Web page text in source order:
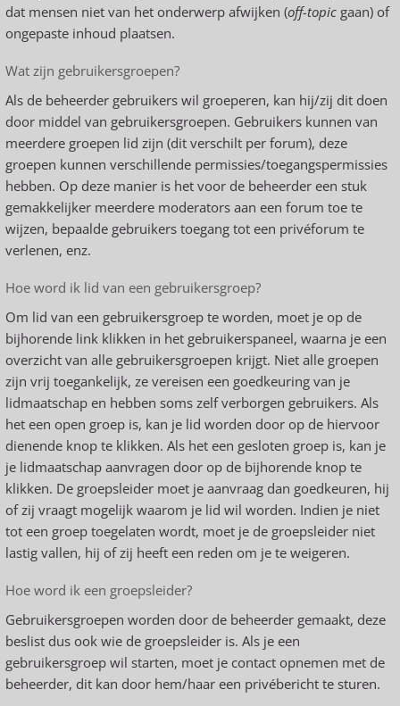
dat mensen niet van het onderwerp afwijken (off-topic gaan) of
ongepaste inhoud plaatsen.
Wat zijn gebruikersgroepen?
Als de beheerder gebruikers wil groeperen, kan hij/zij dit doen
door middel van gebruikersgroepen. Gebruikers kunnen van
meerdere groepen lid zijn (dit verschilt per forum), deze
groepen kunnen verschillende permissies/toegangspermissies
hebben. Op deze manier is het voor de beheerder een stuk
gemakkelijker meerdere moderators aan een forum toe te
wijzen, bepaalde gebruikers toegang tot een privéforum te
verlenen, enz.
Hoe word ik lid van een gebruikersgroep?
Om lid van een gebruikersgroep te worden, moet je op de
bijhorende link klikken in het gebruikerspaneel, waarna je een
overzicht van alle gebruikersgroepen krijgt. Niet alle groepen
zijn vrij toegankelijk, ze vereisen een goedkeuring van je
lidmaatschap en hebben soms zelf verborgen gebruikers. Als
het een open groep is, kan je lid worden door op de hiervoor
dienende knop te klikken. Als het een gesloten groep is, kan je
je lidmaatschap aanvragen door op de bijhorende knop te
klikken. De groepsleider moet je aanvraag dan goedkeuren, hij
of zij vraagt mogelijk waarom je lid wil worden. Indien je niet
tot een groep toegelaten wordt, moet je de groepsleider niet
lastig vallen, hij of zij heeft een reden om je te weigeren.
Hoe word ik een groepsleider?
Gebruikersgroepen worden door de beheerder gemaakt, deze
beslist dus ook wie de groepsleider is. Als je een
gebruikersgroep wil starten, moet je contact opnemen met de
beheerder, dit kan door hem/haar een privébericht te sturen.